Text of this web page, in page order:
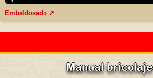
Embaldosado ↗
Manual bricolaje